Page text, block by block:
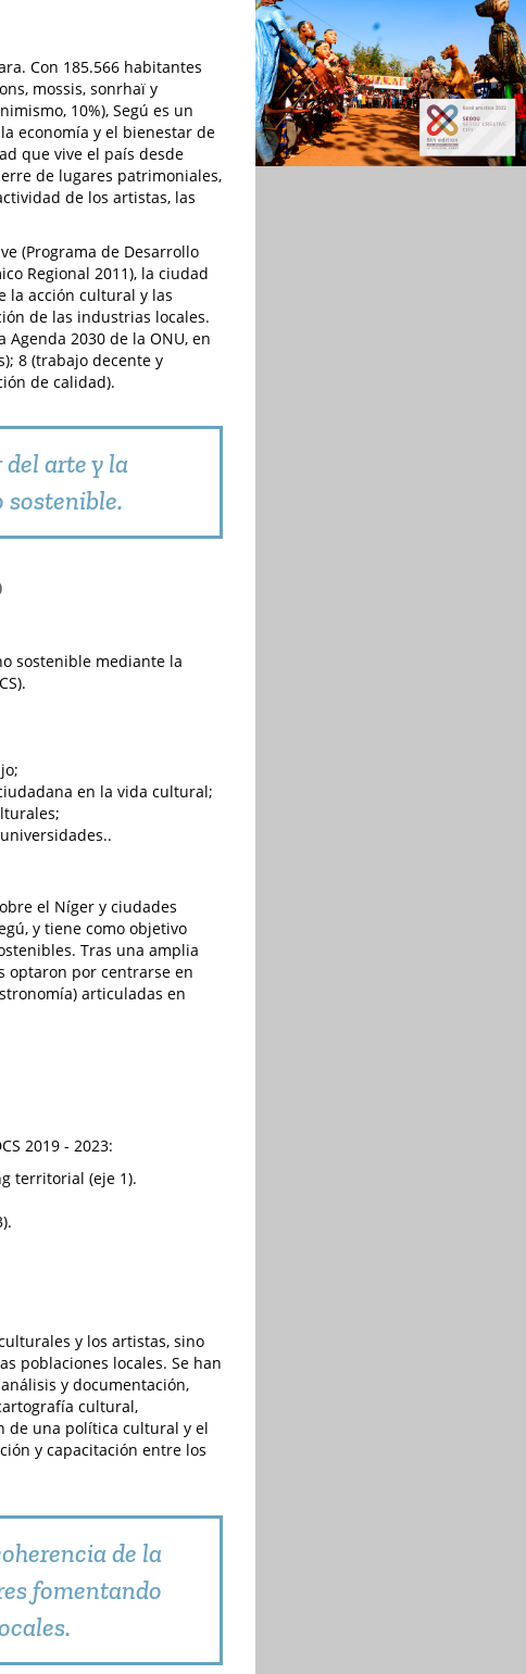
Con 185.566 habitantes
mossis, sonrhaï y
10%), Segú es un
economía y el bienestar de
que vive el país desde
de lugares patrimoniales,
de los artistas, las
(Programa de Desarrollo
Regional 2011), la ciudad
la acción cultural y las
de las industrias locales.
2030 de la ONU, en
8 (trabajo decente y
de calidad).
arte y la
sostenible mediante la
en la vida cultural;
el Níger y ciudades
y tiene como objetivo
Tras una amplia
optaron por centrarse en
articuladas en
2019 - 2023:
territorial (eje 1).
y los artistas, sino
poblaciones locales. Se han
y documentación,
cultural,
de una política cultural y el
y capacitación entre los
de la
fomentando